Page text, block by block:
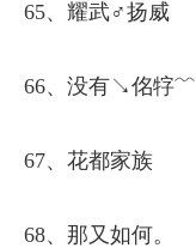
65、耀武♂扬威
66、没有↘佲牸﹌
67、花都家族
68、那又如何。